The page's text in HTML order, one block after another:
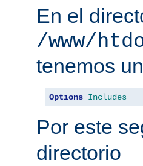
En el
/www/
tenemos
Options Includes
Por este
directorio